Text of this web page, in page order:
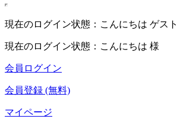
現在のログイン状態：こんにちは ゲスト
現在のログイン状態：こんにちは 様
会員ログイン
会員登録 (無料)
マイページ